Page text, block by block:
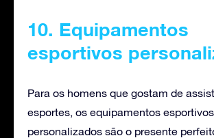
10. Equipamentos
esportivos
Para os homens que gostam de
esportes, os equipamentos esportivos
personalizados são o presente